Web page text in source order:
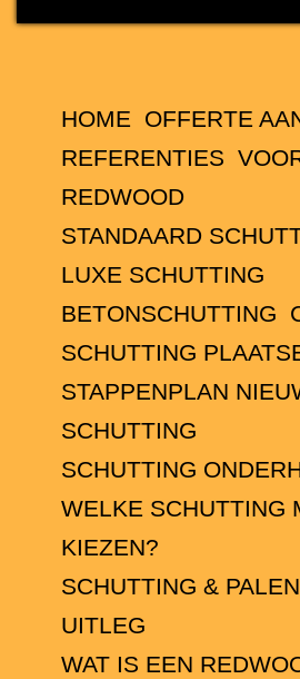
HOME
OFFERTE
REFERENTIES
REDWOOD
STANDAARD
LUXE SCHUTTING
BETONSCHUTTING
SCHUTTING
STAPPENPLAN
SCHUTTING
SCHUTTING
WELKE SCHUTTING
KIEZEN?
SCHUTTING &
UITLEG
WAT IS EEN